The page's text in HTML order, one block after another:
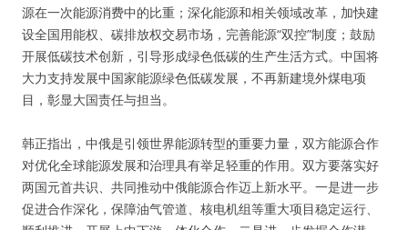
源在一次能源消费中的比重；深化能源和相关领域改革，加快建
设全国用能权、碳排放权交易市场，完善能源“双控”制度；鼓励
开展低碳技术创新，引导形成绿色低碳的生产生活方式。中国将
大力支持发展中国家能源绿色低碳发展，不再新建境外煤电项
目，彰显大国责任与担当。
韩正指出，中俄是引领世界能源转型的重要力量，双方能源合作
对优化全球能源发展和治理具有举足轻重的作用。双方要落实好
两国元首共识、共同推动中俄能源合作迈上新水平。一是进一步
促进合作深化，保障油气管道、核电机组等重大项目稳定运行、